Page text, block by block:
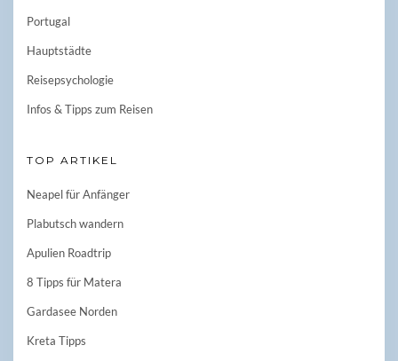
Portugal
Hauptstädte
Reisepsychologie
Infos & Tipps zum Reisen
TOP ARTIKEL
Neapel für Anfänger
Plabutsch wandern
Apulien Roadtrip
8 Tipps für Matera
Gardasee Norden
Kreta Tipps